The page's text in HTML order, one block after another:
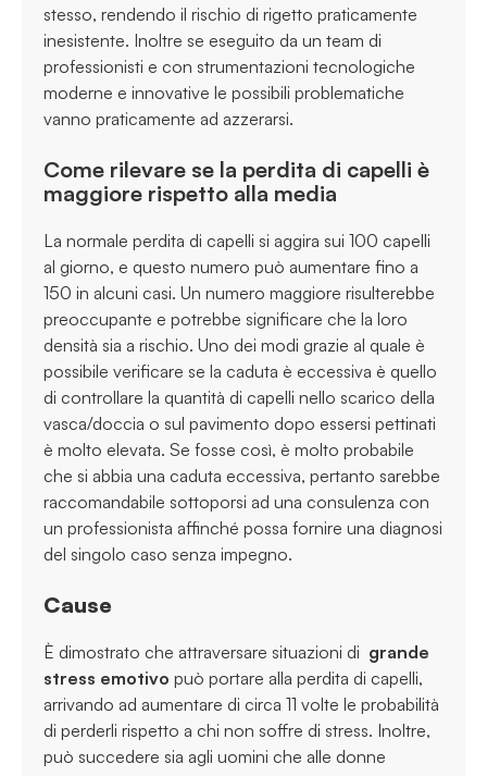
stesso, rendendo il rischio di rigetto praticamente
inesistente. Inoltre se eseguito da un team di
professionisti e con strumentazioni tecnologiche
moderne e innovative le possibili problematiche
vanno praticamente ad azzerarsi.
Come rilevare se la perdita di capelli è
maggiore rispetto alla media
La normale perdita di capelli si aggira sui 100 capelli
al giorno, e questo numero può aumentare fino a
150 in alcuni casi. Un numero maggiore risulterebbe
preoccupante e potrebbe significare che la loro
densità sia a rischio. Uno dei modi grazie al quale è
possibile verificare se la caduta è eccessiva è quello
di controllare la quantità di capelli nello scarico della
vasca/doccia o sul pavimento dopo essersi pettinati
è molto elevata. Se fosse così, è molto probabile
che si abbia una caduta eccessiva, pertanto sarebbe
raccomandabile sottoporsi ad una consulenza con
un professionista affinché possa fornire una diagnosi
del singolo caso senza impegno.
Cause
È dimostrato che attraversare situazioni di grande
stress emotivo può portare alla perdita di capelli,
arrivando ad aumentare di circa 11 volte le probabilità
di perderli rispetto a chi non soffre di stress. Inoltre,
può succedere sia agli uomini che alle donne